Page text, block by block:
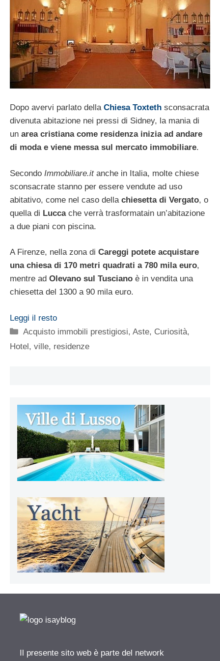
Dopo avervi parlato della Chiesa Toxteth sconsacrata
divenuta abitazione nei pressi di Sidney, la mania di
un area cristiana come residenza inizia ad andare
di moda e viene messa sul mercato immobiliare.
Secondo Immobiliare.itanche in Italia, molte chiese
sconsacrate stanno per essere vendute ad uso
abitativo, come nel caso della chiesetta di Vergato, o
quella di Luccache verrà trasformatain un’abitazione
a due piani con piscina.
A Firenze, nella zona di Careggi potete acquistare
una chiesa di 170 metri quadrati a 780 mila euro,
mentre ad Olevano sul Tusciano è in vendita una
chiesetta del 1300 a 90 mila euro.
Leggi il resto
Categorie
Acquisto immobili prestigiosi,Aste, Curiosità,
Hotel, ville, residenze
Il presente sito web è parte del network